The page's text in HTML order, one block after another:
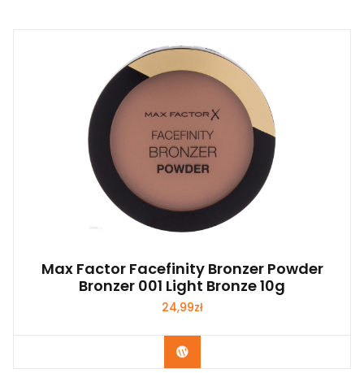
Max Factor Facefinity Bronzer Powder
Bronzer 001 Light Bronze 10g
24,99zł
Zobacz